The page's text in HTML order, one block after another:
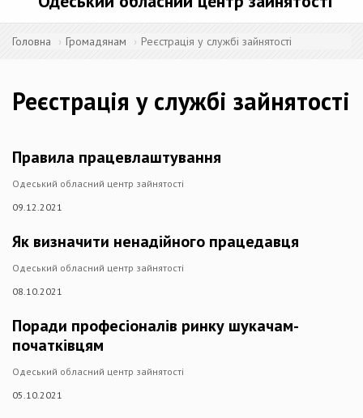
Головна Громадянам Реєстрація у службі зайнятості
Реєстрація у службі зайнятості
Правила працевлаштування
Одеський обласний центр зайнятості
09.12.2021
Як визначити ненадійного працедавця
Одеський обласний центр зайнятості
08.10.2021
Поради професіоналів ринку шукачам-
початківцям
Одеський обласний центр зайнятості
05.10.2021